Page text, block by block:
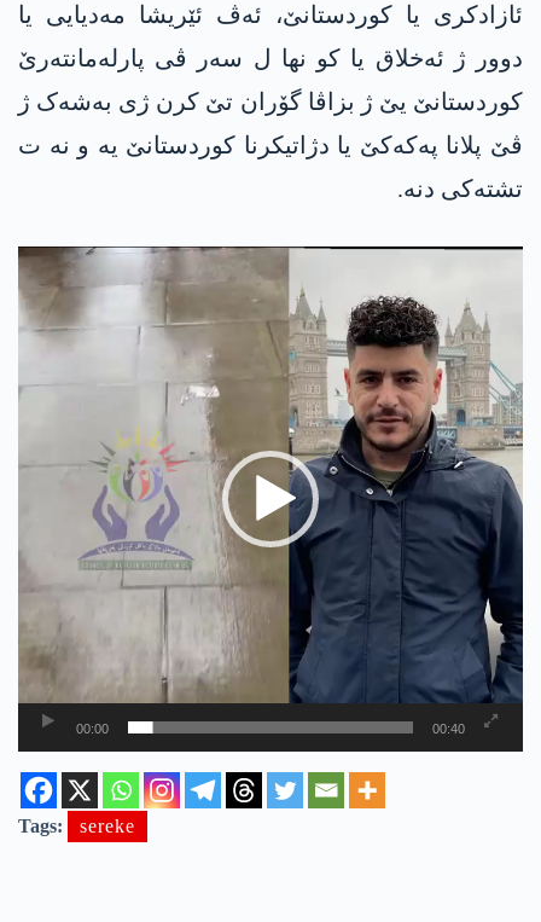
ئازادکری یا کوردستانێ، ئەڤ ئێریشا مەدیایی یا
دوور ژ ئەخلاق یا کو نها ل سەر ڤی پارلەمانتەرێ
کوردستانێ یێ ژ بزاڤا گۆران تێ کرن ژی بەشەک ژ
ڤێ پلانا پەکەکێ یا دژاتیکرنا کوردستانێ یە و نە ت
تشتەکی دنە.
Video
Player
00:00 00:40
Tags: sereke